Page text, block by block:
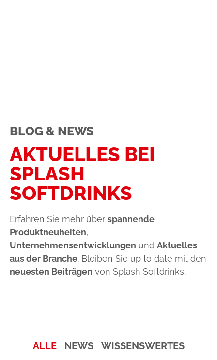
BLOG & NEWS
AKTUELLES BEI
SPLASH
SOFTDRINKS
Erfahren Sie mehr über spannende
Produktneuheiten,
Unternehmensentwicklungen und Aktuelles
aus der Branche. Bleiben Sie up to date mit den
neuesten Beiträgen von Splash Softdrinks.
NEWS WISSENSWERTES
ALLE